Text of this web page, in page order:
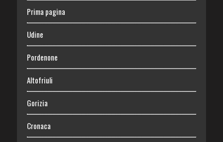
Prima pagina
Udine
Pordenone
Altofriuli
Gorizia
Cronaca